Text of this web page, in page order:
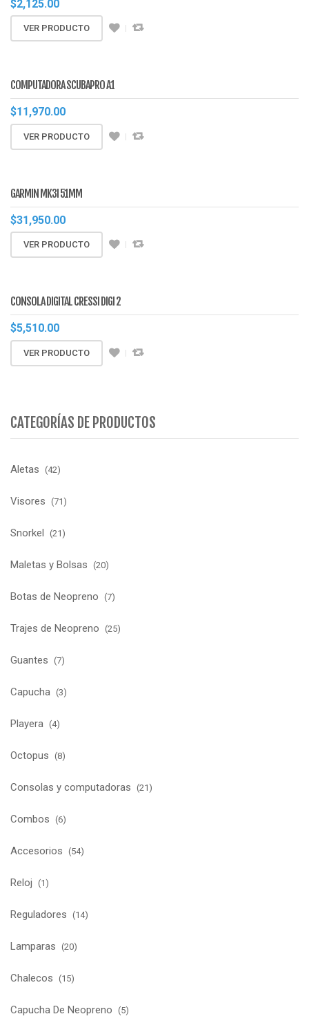
$2,125.00
VER PRODUCTO
COMPUTADORA SCUBAPRO A1
$11,970.00
VER PRODUCTO
GARMIN MK3I 51MM
$31,950.00
VER PRODUCTO
CONSOLA DIGITAL CRESSI DIGI 2
$5,510.00
VER PRODUCTO
CATEGORÍAS DE PRODUCTOS
Aletas (42)
Visores (71)
Snorkel (21)
Maletas y Bolsas (20)
Botas de Neopreno (7)
Trajes de Neopreno (25)
Guantes (7)
Capucha (3)
Playera (4)
Octopus (8)
Consolas y computadoras (21)
Combos (6)
Accesorios (54)
Reloj (1)
Reguladores (14)
Lamparas (20)
Chalecos (15)
Capucha De Neopreno (5)